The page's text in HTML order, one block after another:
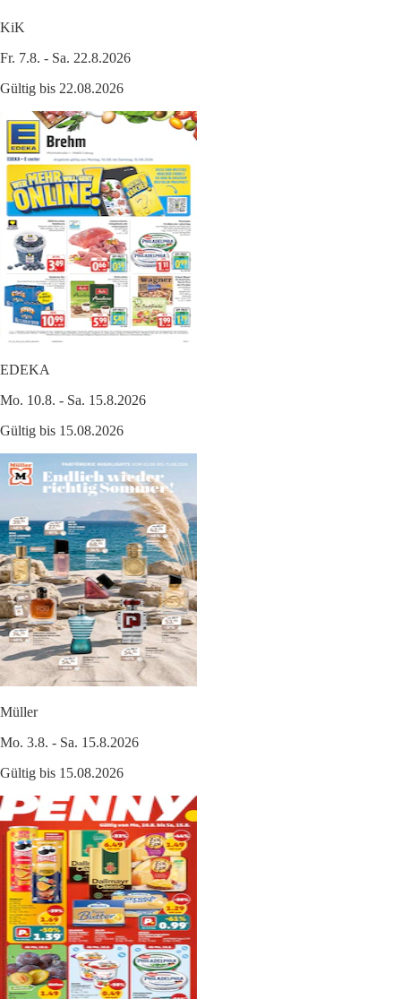
KiK
Fr. 7.8. - Sa. 22.8.2026
Gültig bis 22.08.2026
EDEKA
Mo. 10.8. - Sa. 15.8.2026
Gültig bis 15.08.2026
Müller
Mo. 3.8. - Sa. 15.8.2026
Gültig bis 15.08.2026